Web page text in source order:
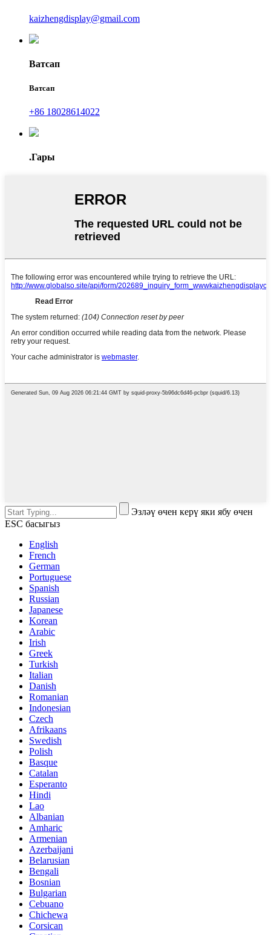
kaizhengdisplay@gmail.com
Ватсап
Ватсап
+86 18028614022
.Гары
Эзләү өчен керү яки ябу өчен
ESC басыгыз
English
French
German
Portuguese
Spanish
Russian
Japanese
Korean
Arabic
Irish
Greek
Turkish
Italian
Danish
Romanian
Indonesian
Czech
Afrikaans
Swedish
Polish
Basque
Catalan
Esperanto
Hindi
Lao
Albanian
Amharic
Armenian
Azerbaijani
Belarusian
Bengali
Bosnian
Bulgarian
Cebuano
Chichewa
Corsican